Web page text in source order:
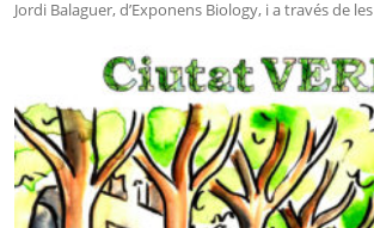
Jordi Balaguer, d’Exponens Biology, i a través de les